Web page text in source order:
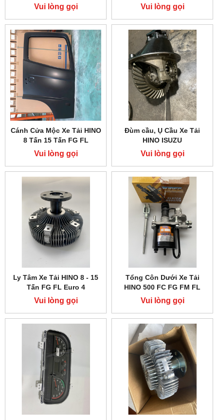
Vui lòng gọi Vui lòng gọi
Cánh Cửa Mộc Xe Tải HINO
8 Tấn 15 Tấn FG FL
Vui lòng gọi
Đùm cầu, Ụ Cầu Xe Tải
HINO ISUZU
Vui lòng gọi
Ly Tâm Xe Tải HINO 8 - 15
Tấn FG FL Euro 4
Vui lòng gọi
Tổng Côn Dưới Xe Tải
HINO 500 FC FG FM FL
Vui lòng gọi